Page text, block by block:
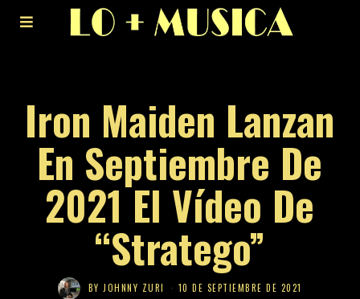
Iron Maiden Lanzan
En Septiembre De
2021 El Vídeo De
“Stratego”
BYJOHNNY ZURI
10 DE SEPTIEMBRE DE 2021